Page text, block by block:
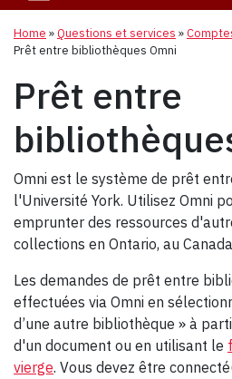
Home »Questions et services »
Prêt entre bibliothèques Omni
Prêt entre
Omni est le système de prêt
l'Université York. Utilisez Omni
emprunter des ressources
collections en Ontario, au
Les demandes de prêt entre
effectuées via Omni en
d’une autre bibliothèque » à
d'un document ou en utilisant le
vierge. Vous devez être